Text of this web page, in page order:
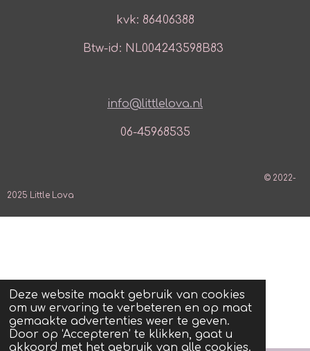
Deze website maakt gebruik van cookies
om uw ervaring te verbeteren en op maat
gemaakte advertenties weer te geven.
Door op ‘Accepteren’ te klikken, gaat u
akkoord met het gebruik van alle cookies.
kvk: 86406388
Btw-id: NL004243598B83
info@littlelova.nl
06-45968535
© 2022-
2025 Little Lova